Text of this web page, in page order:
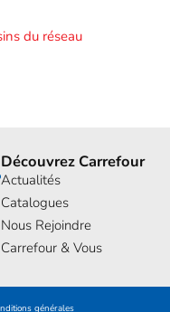
du réseau
Découvrez Carrefour
Actualités
Catalogues
Nous Rejoindre
Carrefour & Vous
générales